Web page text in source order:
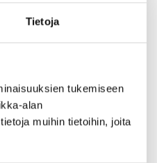
Tietoja
tukemiseen
alan
muihin tietoihin, joita
ja
kaikki uusiutuvat
ja käyttämään sitä